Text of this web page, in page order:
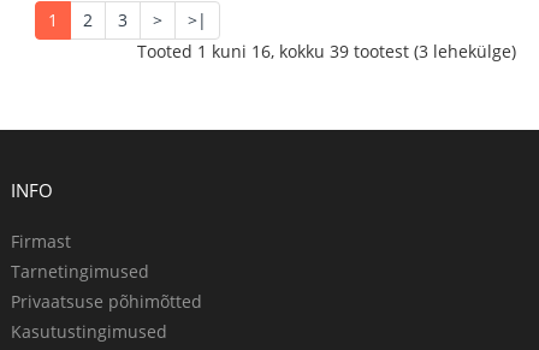
1 2 3 >
>|
Tooted 1 kuni 16, kokku 39 tootest (3 lehekülge)
INFO
Firmast
Tarnetingimused
Privaatsuse põhimõtted
Kasutustingimused